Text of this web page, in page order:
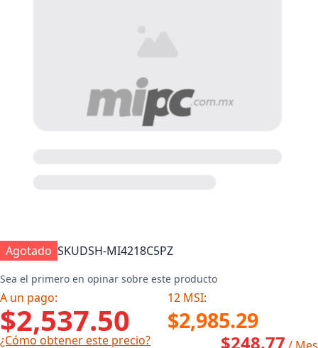
Agotado SKUDSH-MI4218C5PZ
Sea el primero en opinar sobre este producto
A un pago: 12 MSI:
$2,537.50 $2,985.29
¿Cómo obtener este precio?
$248.77